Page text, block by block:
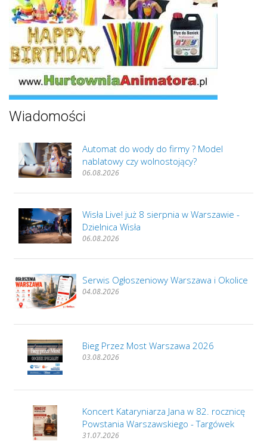
Wiadomości
Automat do wody do firmy ? Model
nablatowy czy wolnostojący?
06.08.2026
Wisła Live! już 8 sierpnia w Warszawie -
Dzielnica Wisła
06.08.2026
Serwis Ogłoszeniowy Warszawa i Okolice
04.08.2026
Bieg Przez Most Warszawa 2026
03.08.2026
Koncert Kataryniarza Jana w 82. rocznicę
Powstania Warszawskiego - Targówek
31.07.2026